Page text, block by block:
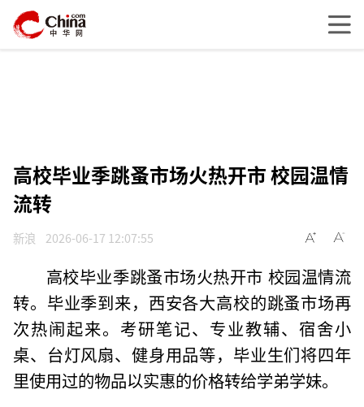
高校毕业季跳蚤市场火热开市 校园温情
流转
新浪 2026-06-17 12:07:55
高校毕业季跳蚤市场火热开市 校园温情流
转。毕业季到来，西安各大高校的跳蚤市场再
次热闹起来。考研笔记、专业教辅、宿舍小
桌、台灯风扇、健身用品等，毕业生们将四年
里使用过的物品以实惠的价格转给学弟学妹。